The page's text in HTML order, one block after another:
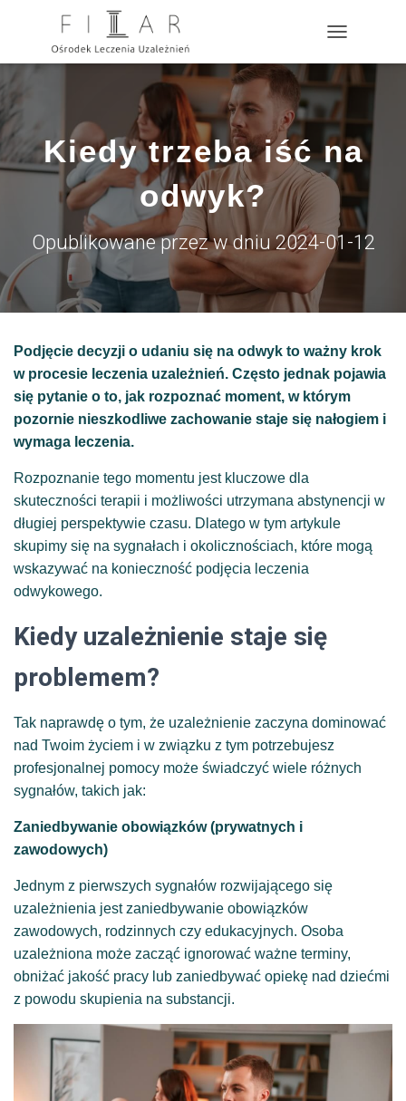
R
C
Z
N
W
I
G
A
Kiedy trzeba iść na
odwyk?
Opublikowane przezw dniu2024-01-12
Podjęcie decyzji o udaniu się na odwyk to ważny krok
w procesie leczenia uzależnień. Często jednak pojawia
się pytanie o to, jak rozpoznać moment, w którym
pozornie nieszkodliwe zachowanie staje się nałogiem i
wymaga leczenia.
Rozpoznanie tego momentu jest kluczowe dla
skuteczności terapii i możliwości utrzymana abstynencji w
długiej perspektywie czasu. Dlatego w tym artykule
skupimy się na sygnałach i okolicznościach, które mogą
wskazywać na konieczność podjęcia leczenia
odwykowego.
Kiedy uzależnienie staje się
problemem?
Tak naprawdę o tym, że uzależnienie zaczyna dominować
nad Twoim życiem i w związku z tym potrzebujesz
profesjonalnej pomocy może świadczyć wiele różnych
sygnałów, takich jak:
Zaniedbywanie obowiązków (prywatnych i
zawodowych)
Jednym z pierwszych sygnałów rozwijającego się
uzależnienia jest zaniedbywanie obowiązków
zawodowych, rodzinnych czy edukacyjnych. Osoba
uzależniona może zacząć ignorować ważne terminy,
obniżać jakość pracy lub zaniedbywać opiekę nad dziećmi
z powodu skupienia na substancji.